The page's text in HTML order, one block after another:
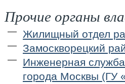
Прочие органы
Жилищный отдел
Замоскворецкий
Инженерная
города Москвы (ГУ